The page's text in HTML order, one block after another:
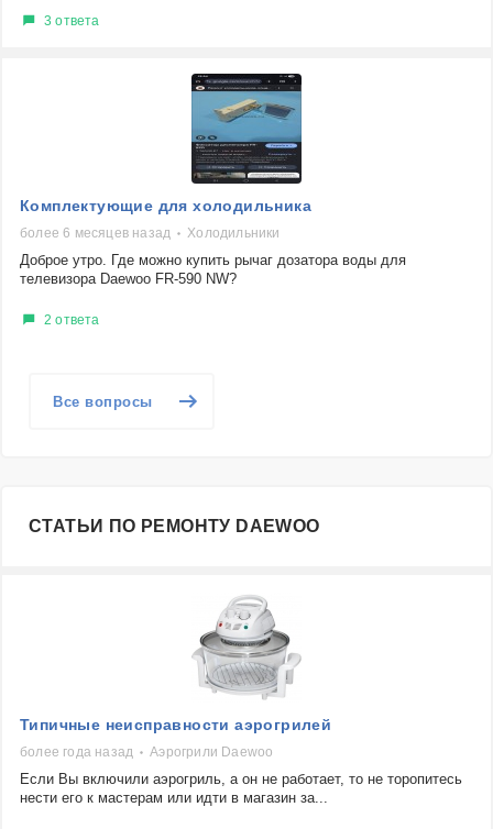
3 ответа
Комплектующие для холодильника
более 6 месяцев назад Холодильники
Доброе утро. Где можно купить рычаг дозатора воды для
телевизора Daewoo FR-590 NW?
2 ответа
Все вопросы
СТАТЬИ ПО РЕМОНТУ DAEWOO
Типичные неисправности аэрогрилей
более года назад Аэрогрили Daewoo
Если Вы включили аэрогриль, а он не работает, то не торопитесь
нести его к мастерам или идти в магазин за...